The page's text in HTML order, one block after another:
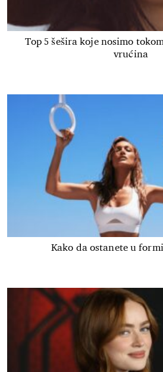
Top 5 šešira koje nosimo
vrućina
Kako da ostanete u